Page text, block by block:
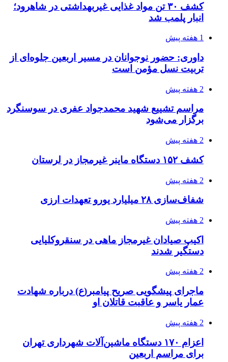
کشف ۳۰ تن مواد غذایی غیربهداشتی در شاهرود؛
انبار پلمب شد
1 هفته پیش
داوری: حضور نوجوانان در مسیر اربعین جلوه‌ای از
تربیت نسل مؤمن است
2 هفته پیش
مراسم تشییع شهید محمدجواد عفری در سوسنگرد
برگزار می‌شود
2 هفته پیش
کشف ۱۵۲ دستگاه ماینر غیرمجاز در لرستان
2 هفته پیش
شفاف‌سازی ۲۸ میلیارد یورو تعهدات ارزی
2 هفته پیش
اکیپ صیادان غیرمجاز ماهی در سنقروکلیایی
دستگیر شدند
2 هفته پیش
ماجرای پیشگویی صریح پیامبر(ع) درباره شهادت
عمار یاسر و عاقبت قاتلان او
2 هفته پیش
اعزام ۱۷۰ دستگاه ماشین‌آلات شهرداری تهران
برای مراسم اربعین